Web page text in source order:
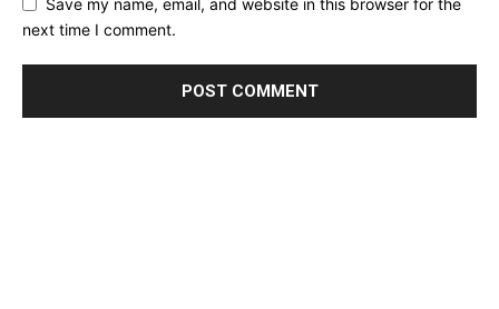
Save my name, email, and website in this browser for the
next time I comment.